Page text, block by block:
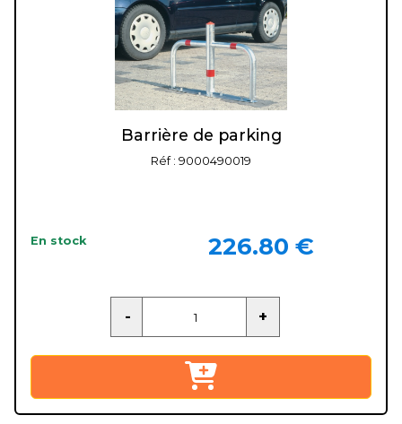
Barrière de parking
Réf : 9000490019
En stock 226.80 €